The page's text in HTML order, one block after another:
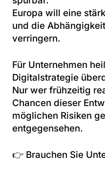
Europa will eine
und die
verringern.
Für Unternehmen
Digitalstrategie
Nur wer frühzeitig
Chancen dieser
möglichen Risiken
entgegensehen.
👉 Brauchen Sie